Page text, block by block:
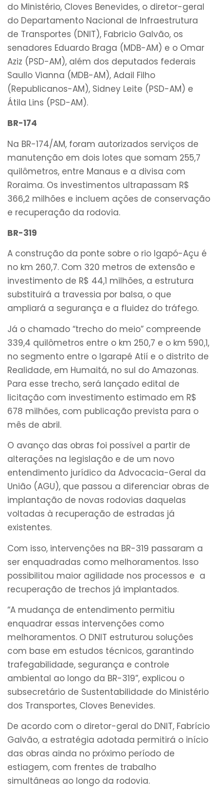
do Ministério, Cloves Benevides, o diretor-geral
do Departamento Nacional de Infraestrutura
de Transportes (DNIT), Fabricio Galvão, os
senadores Eduardo Braga (MDB-AM) e o Omar
Aziz (PSD-AM), além dos deputados federais
Saullo Vianna (MDB-AM), Adail Filho
(Republicanos-AM), Sidney Leite (PSD-AM) e
Átila Lins (PSD-AM).
BR-174
Na BR-174/AM, foram autorizados serviços de
manutenção em dois lotes que somam 255,7
quilômetros, entre Manaus e a divisa com
Roraima. Os investimentos ultrapassam R$
366,2 milhões e incluem ações de conservação
e recuperação da rodovia.
BR-319
A construção da ponte sobre o rio Igapó-Açu é
no km 260,7. Com 320 metros de extensão e
investimento de R$ 44,1 milhões, a estrutura
substituirá a travessia por balsa, o que
ampliará a segurança e a fluidez do tráfego.
Já o chamado “trecho do meio” compreende
339,4 quilômetros entre o km 250,7 e o km 590,1,
no segmento entre o Igarapé Atií e o distrito de
Realidade, em Humaitá, no sul do Amazonas.
Para esse trecho, será lançado edital de
licitação com investimento estimado em R$
678 milhões, com publicação prevista para o
mês de abril.
O avanço das obras foi possível a partir de
alterações na legislação e de um novo
entendimento jurídico da Advocacia-Geral da
União (AGU), que passou a diferenciar obras de
implantação de novas rodovias daquelas
voltadas à recuperação de estradas já
existentes.
Com isso, intervenções na BR-319 passaram a
ser enquadradas como melhoramentos. Isso
possibilitou maior agilidade nos processos e a
recuperação de trechos já implantados.
“A mudança de entendimento permitiu
enquadrar essas intervenções como
melhoramentos. O DNIT estruturou soluções
com base em estudos técnicos, garantindo
trafegabilidade, segurança e controle
ambiental ao longo da BR-319”, explicou o
subsecretário de Sustentabilidade do Ministério
dos Transportes, Cloves Benevides.
De acordo com o diretor-geral do DNIT, Fabrício
Galvão, a estratégia adotada permitirá o início
das obras ainda no próximo período de
estiagem, com frentes de trabalho
simultâneas ao longo da rodovia.